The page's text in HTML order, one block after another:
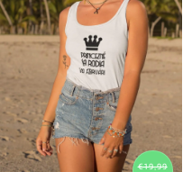
€19,99